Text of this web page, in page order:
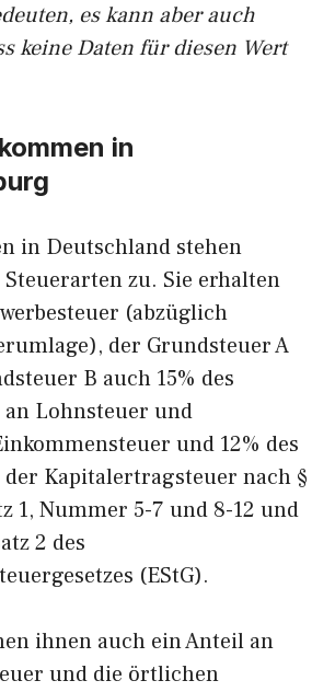
es kann aber auch
keine Daten für diesen Wert
in
in Deutschland stehen
zu. Sie erhalten
(abzüglich
der Grundsteuer A
B auch 15% des
Lohnsteuer und
und 12% des
Kapitalertragsteuer nach §
1, Nummer 5-7 und 8-12 und
2 des
(EStG).
ihnen auch ein Anteil an
und die örtlichen